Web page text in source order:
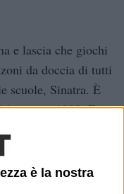
è la nostra
e lascia che giochi
da doccia di tutti
scuole, Sinatra. È
maggio 1998. Era
levatrice ligure.